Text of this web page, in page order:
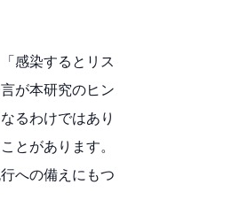
感染するとリス
が本研究のヒン
るわけではあり
とがあります。
への備えにもつ